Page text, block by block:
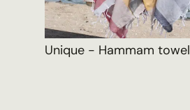
Unique - Hammam towel